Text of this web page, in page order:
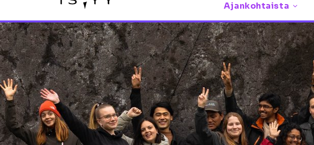
Ajankohtaista